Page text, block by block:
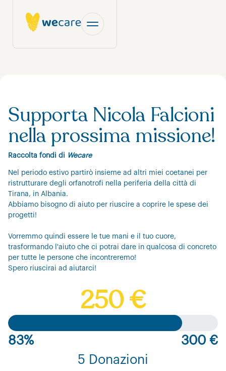
Supporta Nicola Falcioni
nella prossima missione!
Raccolta fondi di Wecare
Nel periodo estivo partirò insieme ad altri miei coetanei per
ristrutturare degli orfanotrofi nella periferia della città di
Tirana, in Albania.
Abbiamo bisogno di aiuto per riuscire a coprire le spese dei
progetti!
Vorremmo quindi essere le tue mani e il tuo cuore,
trasformando l'aiuto che ci potrai dare in qualcosa di concreto
per tutte le persone che incontreremo!
Spero riuscirai ad aiutarci!
250 €
83%
300 €
5 Donazioni